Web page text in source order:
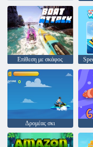
Επίθεση με σκάφος
Δρομέας σκι